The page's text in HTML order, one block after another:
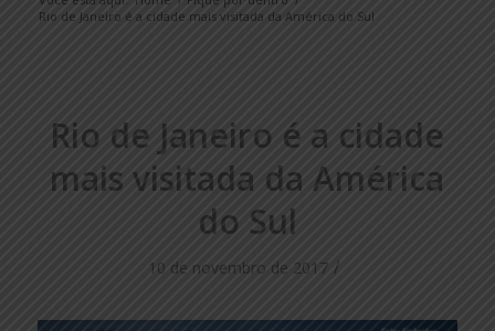
Rio de Janeiro é a cidade mais visitada da América do Sul
Rio de Janeiro é a cidade
mais visitada da América
do Sul
10 de novembro de 2017 /